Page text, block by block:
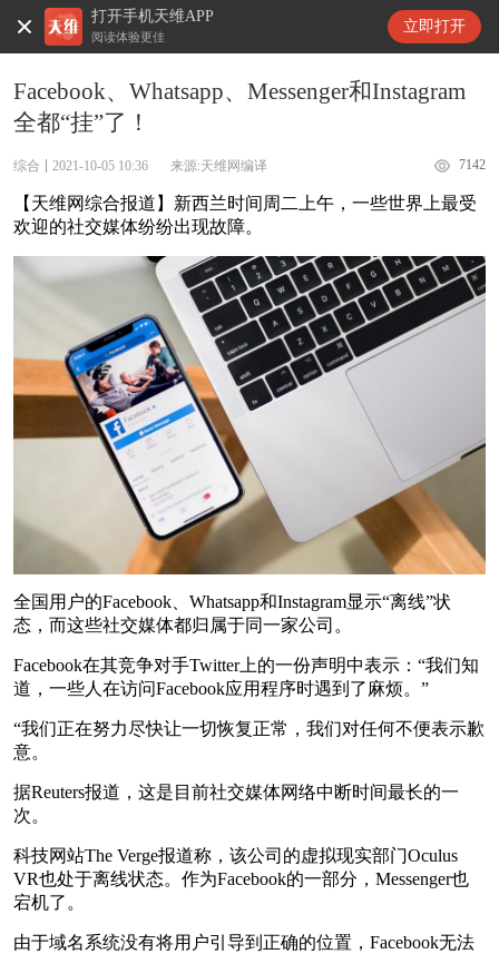
打开手机天维APP
阅读体验更佳
立即打开
天维新闻
Facebook、Whatsapp、Messenger和Instagram
全都“挂”了！
综合 2021-10-05 10:36 来源:天维网编译 7142
【天维网综合报道】新西兰时间周二上午，一些世界上最受
欢迎的社交媒体纷纷出现故障。
全国用户的Facebook、Whatsapp和Instagram显示“离线”状
态，而这些社交媒体都归属于同一家公司。
Facebook在其竞争对手Twitter上的一份声明中表示：“我们知
道，一些人在访问Facebook应用程序时遇到了麻烦。”
“我们正在努力尽快让一切恢复正常，我们对任何不便表示歉
意。
据Reuters报道，这是目前社交媒体网络中断时间最长的一
次。
科技网站The Verge报道称，该公司的虚拟现实部门Oculus
VR也处于离线状态。作为Facebook的一部分，Messenger也
宕机了。
由于域名系统没有将用户引导到正确的位置，Facebook无法